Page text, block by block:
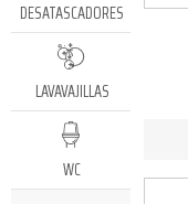
DESATASCADORES
LAVAVAJILLAS
WC